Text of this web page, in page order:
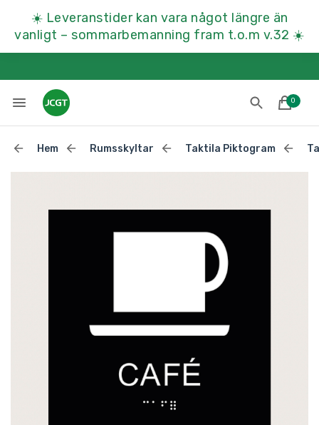
☀️ Leveranstider kan vara något längre än
vanligt – sommarbemanning fram t.o.m v.32 ☀️
0
Hem Rumsskyltar Taktila Piktogram